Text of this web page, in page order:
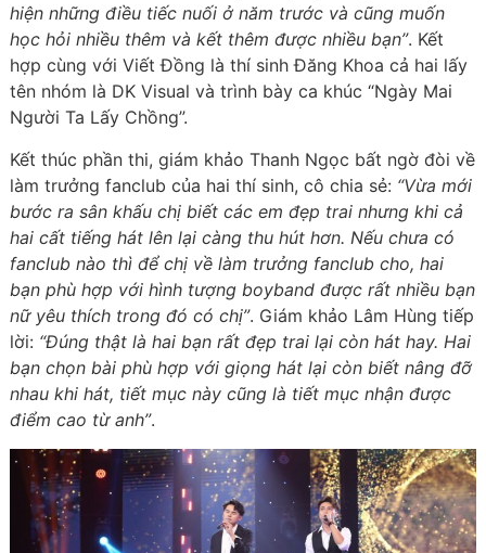
hiện những điều tiếc nuối ở năm trước và cũng muốn
học hỏi nhiều thêm và kết thêm được nhiều bạn”. Kết
hợp cùng với Viết Đồng là thí sinh Đăng Khoa cả hai lấy
tên nhóm là DK Visual và trình bày ca khúc “Ngày Mai
Người Ta Lấy Chồng”.
Kết thúc phần thi, giám khảo Thanh Ngọc bất ngờ đòi về
làm trưởng fanclub của hai thí sinh, cô chia sẻ: “Vừa mới
bước ra sân khấu chị biết các em đẹp trai nhưng khi cả
hai cất tiếng hát lên lại càng thu hút hơn. Nếu chưa có
fanclub nào thì để chị về làm trưởng fanclub cho, hai
bạn phù hợp với hình tượng boyband được rất nhiều bạn
nữ yêu thích trong đó có chị”. Giám khảo Lâm Hùng tiếp
lời: “Đúng thật là hai bạn rất đẹp trai lại còn hát hay. Hai
bạn chọn bài phù hợp với giọng hát lại còn biết nâng đỡ
nhau khi hát, tiết mục này cũng là tiết mục nhận được
điểm cao từ anh”.